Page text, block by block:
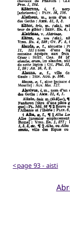
< page 93 - aisti